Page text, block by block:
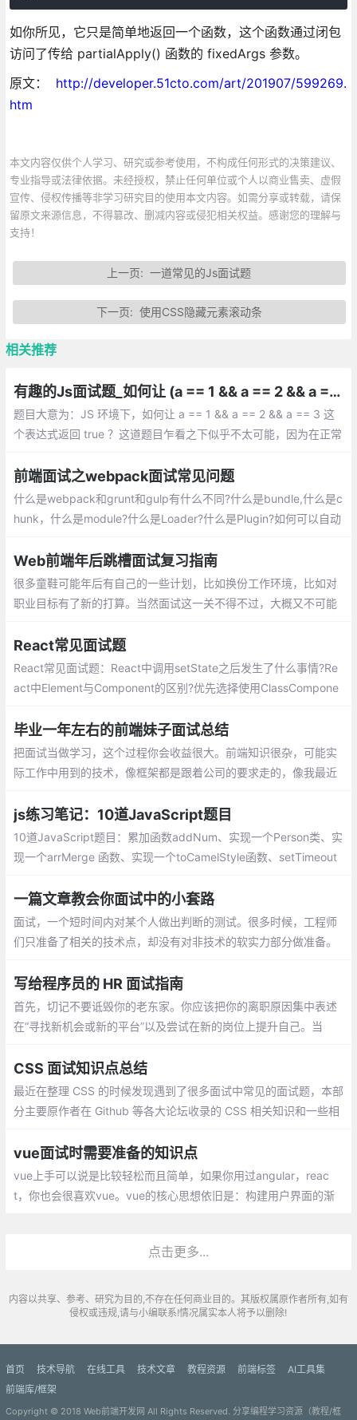
如你所见，它只是简单地返回一个函数，这个函数通过闭包
访问了传给 partialApply() 函数的 fixedArgs 参数。
原文： http://developer.51cto.com/art/201907/599269.
htm
本文内容仅供个人学习、研究或参考使用，不构成任何形式的决策建议、
专业指导或法律依据。未经授权，禁止任何单位或个人以商业售卖、虚假
宣传、侵权传播等非学习研究目的使用本文内容。如需分享或转载，请保
留原文来源信息，不得篡改、删减内容或侵犯相关权益。感谢您的理解与
支持！
上一页:一道常见的Js面试题
下一页: 使用CSS隐藏元素滚动条
相关推荐
有趣的Js面试题_如何让 (a == 1 && a == 2 && a == 3) 返回 true
题目大意为：JS 环境下，如何让 a == 1 && a == 2 && a == 3 这
个表达式返回 true ？这道题目乍看之下似乎不太可能，因为在正常
变化的。
前端面试之webpack面试常见问题
什么是webpack和grunt和gulp有什么不同?什么是bundle,什么是c
hunk，什么是module?什么是Loader?什么是Plugin?如何可以自动
有什么区别?
Web前端年后跳槽面试复习指南
很多童鞋可能年后有自己的一些计划，比如换份工作环境，比如对
职业目标有了新的打算。当然面试这一关不得不过，大概又不可能
React常见面试题
React常见面试题：React中调用setState之后发生了什么事情?Re
act中Element与Component的区别?优先选择使用ClassCompone
么?React中keys的作用是什么?
毕业一年左右的前端妹子面试总结
把面试当做学习，这个过程你会收益很大。前端知识很杂，可能实
际工作中用到的技术，像框架都是跟着公司的要求走的，像我最近
js练习笔记：10道JavaScript题目
10道JavaScript题目：累加函数addNum、实现一个Person类、实
现一个arrMerge 函数、实现一个toCamelStyle函数、setTimeout
对象自身的属性
一篇文章教会你面试中的小套路
面试，一个短时间内对某个人做出判断的测试。很多时候，工程师
们只准备了相关的技术点，却没有对非技术的软实力部分做准备。
中尤为关键。鉴于当前业界也没有特别契合的攻略文档，仅有有几
篇文章还是HR写的，特有此文
写给程序员的 HR 面试指南
首先，切记不要诋毁你的老东家。你应该把你的离职原因集中表述
在“寻找新机会或新的平台”以及尝试在新的岗位上提升自己。当
CSS 面试知识点总结
最近在整理 CSS 的时候发现遇到了很多面试中常见的面试题，本部
分主要原作者在 Github 等各大论坛收录的 CSS 相关知识和一些相
以来一次全方位的检漏和排查
vue面试时需要准备的知识点
vue上手可以说是比较轻松而且简单，如果你用过angular，reac
t，你也会很喜欢vue。vue的核心思想依旧是：构建用户界面的渐
点击更多...
内容以共享、参考、研究为目的,不存在任何商业目的。其版权属原作者所有,如有
侵权或违规,请与小编联系!情况属实本人将予以删除!
首页 技术导航 在线工具 技术文章 教程资源 前端标签
AI工具集
前端库/框架